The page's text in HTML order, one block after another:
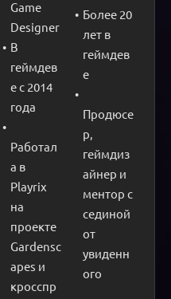
Game
Designer
В
геймдев
е с 2014
года
Работал
а в
Playrix
на
проекте
Gardensc
apes и
кросспр
Более 20
лет в
геймдев
е
Продюсе
р,
геймдиз
айнер и
ментор с
сединой
от
увиденн
ого